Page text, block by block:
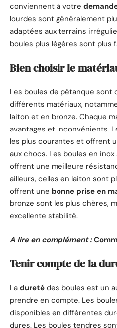
conviennent à votre
lourdes sont généralement
adaptées aux terrains
boules plus légères sont plus
Bien choisir le
Les boules de pétanque sont
différents matériaux,
laiton et en bronze. Chaque
avantages et inconvénients.
les plus courantes et offrent
aux chocs. Les boules en
offrent une meilleure
ailleurs, celles en laiton sont
offrent une bonne prise en
bronze sont les plus chères,
excellente stabilité.
A lire en complément :
Tenir compte de la
La dureté des boules est un
prendre en compte. Les
disponibles en différentes
dures. Les boules tendres